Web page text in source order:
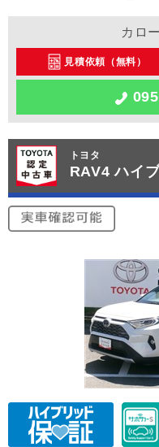
カロ
見積依頼（無料）
トヨタ
RAV4 ハイ